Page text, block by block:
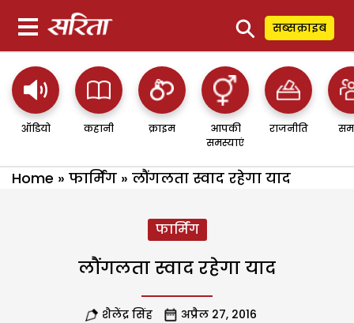
⚲ सब्सक्राइब
ऑडियो कहानी क्राइम
आपकी
समस्याएं
राजनीति
Home » फार्मिंग » लौंगलता स्वाद रहेगा याद
फार्मिंग
लौंगलता स्वाद रहेगा याद
शैलेंद्र सिंह अप्रैल 27, 2016